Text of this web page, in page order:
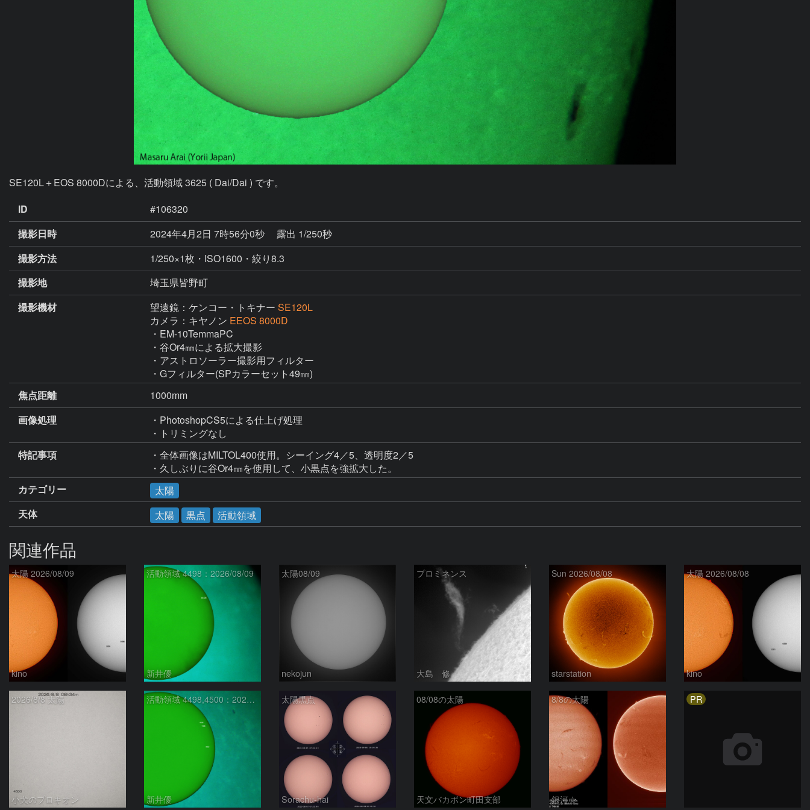
SE120L＋EOS 8000Dによる、活動領域 3625 ( Dai/Dai ) です。
ID
#106320
撮影日時
2024年4月2日 7時56分0秒
露出 1/250秒
撮影方法
1/250×1枚・ISO1600・絞り8.3
撮影地
埼玉県皆野町
撮影機材
望遠鏡：ケンコー・トキナー SE120L
カメラ：キヤノン EEOS 8000D
・EM-10TemmaPC
・谷Or4㎜による拡大撮影
・アストロソーラー撮影用フィルター
・Gフィルター(SPカラーセット49㎜)
焦点距離
1000mm
画像処理
・PhotoshopCS5による仕上げ処理
・トリミングなし
特記事項
・全体画像はMILTOL400使用。シーイング4／5、透明度2／5
・久しぶりに谷Or4㎜を使用して、小黒点を強拡大した。
カテゴリー
太陽
天体
太陽 黒点 活動領域
関連作品
太陽 2026/08/09
kino
活動領域 4498：2026/08/09
新井優
太陽08/09
nekojun
プロミネンス
大島 修
Sun 2026/08/08
starstation
太陽 2026/08/08
kino
2026/8/8 太陽
小犬のプロキオン
活動領域 4498,4500：2026/08/08
新井優
太陽黒点
Sorachu-hai
08/08の太陽
天文バカボン町田支部
8/8の太陽
銀河☆
PR